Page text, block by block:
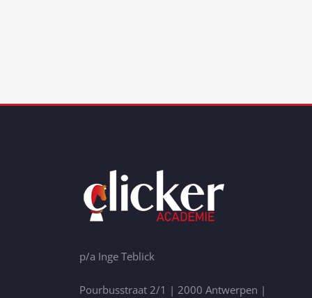
p/a Inge Teblick
Pourbusstraat 2/1 | 2000 Antwerpen |